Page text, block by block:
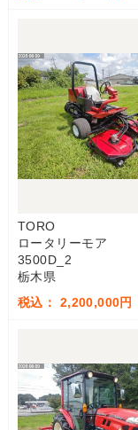
TORO
ロータリーモア
3500D_2
栃木県
税込： 2,200,000円